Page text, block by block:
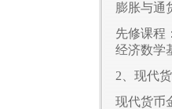
膨胀与通
先修课程：
经济数学
2、现代
现代货币